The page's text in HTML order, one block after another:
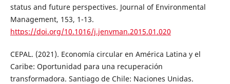
status and future perspectives. Journal of Environmental
Management, 153, 1-13.
https://doi.org/10.1016/j.jenvman.2015.01.020
CEPAL. (2021). Economía circular en América Latina y el
Caribe: Oportunidad para una recuperación
transformadora. Santiago de Chile: Naciones Unidas.